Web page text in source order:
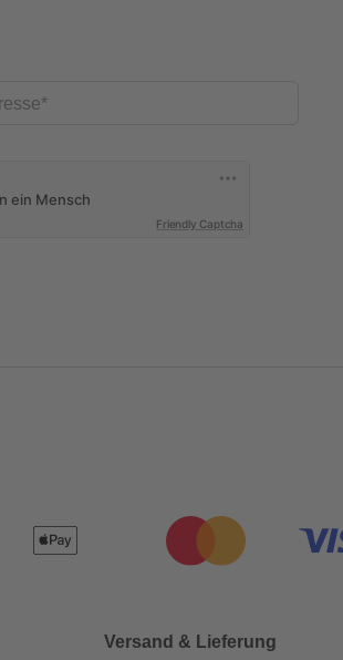
Friendly Captcha
Versand & Lieferung